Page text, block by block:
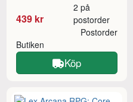
439 kr
2 på
postorder
Butiken
Postorder
Köp